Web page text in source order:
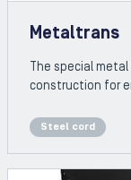
Steel cord
Metaltrans
The special
construction for